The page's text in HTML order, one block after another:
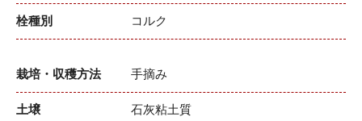
栓種別 コルク
栽培・収穫方法 手摘み
土壌 石灰粘土質